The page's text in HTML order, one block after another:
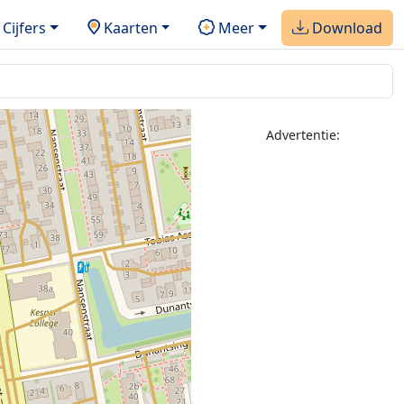
Cijfers Kaarten Meer Download
Advertentie: